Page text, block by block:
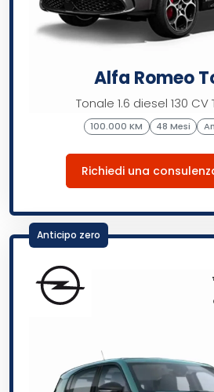
Alfa Romeo
Tonale 1.6 diesel 130 CV
100.000 KM 48 Mesi
Richiedi una
Anticipo zero